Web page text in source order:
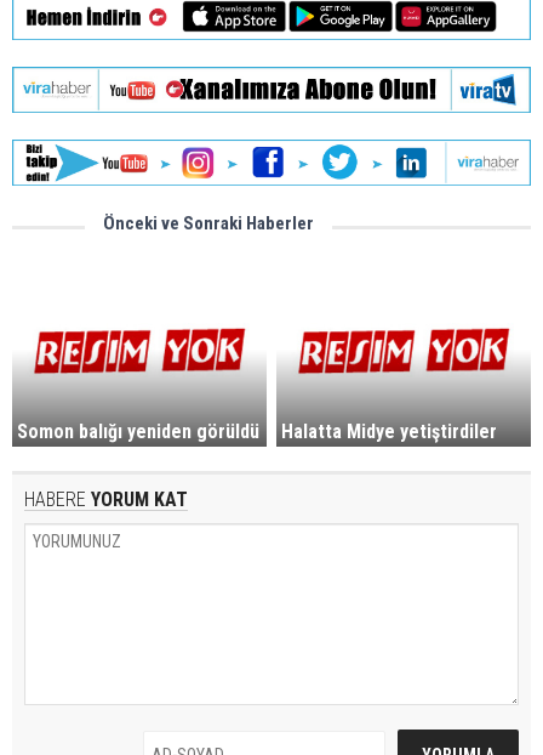
Önceki ve Sonraki Haberler
Somon balığı yeniden görüldü Halatta Midye yetiştirdiler
HABERE YORUM KAT